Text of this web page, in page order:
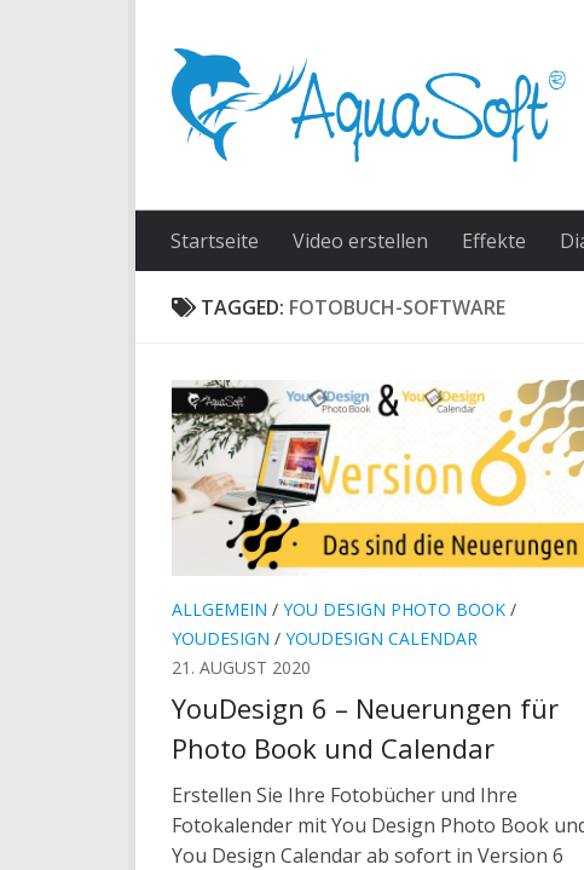
Startseite Video erstellen Effekte
TAGGED: FOTOBUCH-SOFTWARE
ALLGEMEIN / YOU DESIGN PHOTO BOOK /
YOUDESIGN / YOUDESIGN CALENDAR
21. AUGUST 2020
YouDesign 6 – Neuerungen für
Photo Book und Calendar
Erstellen Sie Ihre Fotobücher und Ihre
Fotokalender mit You Design Photo Book
You Design Calendar ab sofort in Version 6